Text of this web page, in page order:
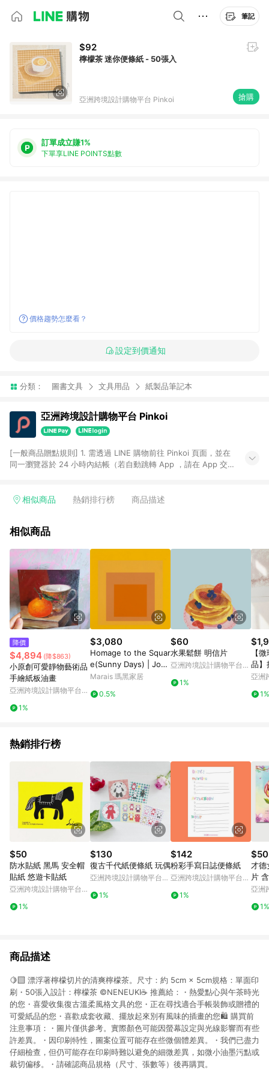
筆記
$92
檸檬茶 迷你便條紙 - 50張入
亞洲跨境設計購物平台 Pinkoi 搶購
訂單成立賺1%
下單享LINE POINTS點數
價格趨勢怎麼看？
設定到價通知
分類： 圖書文具 文具用品 紙製品筆記本
亞洲跨境設計購物平台 Pinkoi
[一般商品贈點規則] 1. 需透過 LINE 購物前往 Pinkoi 頁面，並在
同一瀏覽器於 24 小時內結帳（若自動跳轉 App ，請在 App 交
回饋訂單不得享有 Pinkoi 站方優惠，例如首購優惠，P coins，
行為，不具贈點資格，部分退款不在此限。 6. APP 請更新至
貨後 45 天後發送。 8. 群眾募資商品，禮物卡，開館保證金，補
運費，攤位費等不具贈點資格。 9. LINE 購物站上之商品規格、
顏色、價位、贈品如與 Pinkoi 商品資訊頁及購物車不符，以
Pinkoi 購物商品資訊頁及購物車標示為準。 10. 點數紅包使用規
則請以點數紅包活動說明為準。 11. 若於 LINE 購物前往 Pinkoi
頁面後才首次下載 Pinkoi APP 並完成訂單，不符合導購資格；承
上，首次下載 Pinkoi APP 後，需透過 LINE 購物前往 Pinkoi 頁
相似商品 熱銷排行榜 商品描述
相似商品
降價
$4,894 (降$863)
小原創可愛靜物藝術品
手繪紙板油畫
亞洲跨境設計購物平台
1%
$3,080
Homage to the Squar
e(Sunny Days) | Jose
f Albers - 銀色鋁框-中
Marais 瑪黑家居
0.5%
$60
水果鬆餅 明信片
亞洲跨境設計購物平台
1%
【
品】
色II-
亞洲
1%
熱銷排行榜
$50
防水貼紙 黑馬 安全帽
貼紙 悠遊卡貼紙
亞洲跨境設計購物平台
1%
$130
復古千代紙便條紙 玩偶
亞洲跨境設計購物平台
1%
$142
粉彩手寫日誌便條紙
亞洲跨境設計購物平台
1%
$50
才德
片
亞洲
1%
商品描述
🍋‍🟩 漂浮著檸檬切片的清爽檸檬茶。尺寸：約 5cm × 5cm規格：單面印
刷・50張入設計：檸檬茶 ©NENEUKI☕️ 推薦給：・熱愛點心與午茶時光
的您・喜愛收集復古溫柔風格文具的您・正在尋找適合手帳裝飾或贈禮的
可愛紙品的您・喜歡成套收藏、擺放起來別有風味的插畫的您🛍 購買前
注意事項：・圖片僅供參考。實際顏色可能因螢幕設定與光線影響而有些
許差異。・因印刷特性，圖案位置可能存在些微個體差異。・我們已盡力
仔細檢查，但仍可能存在印刷時難以避免的細微差異，如微小油墨污點或
裁切偏移。・請確認商品規格（尺寸、張數等）後再購買。